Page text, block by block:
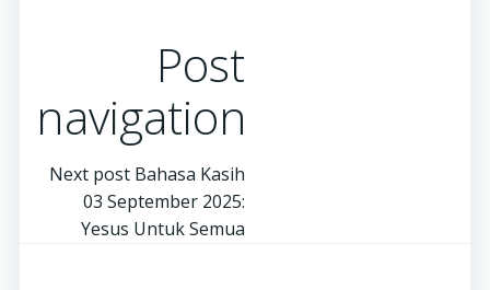
Post
navigation
Next post Bahasa Kasih
03 September 2025:
Yesus Untuk Semua